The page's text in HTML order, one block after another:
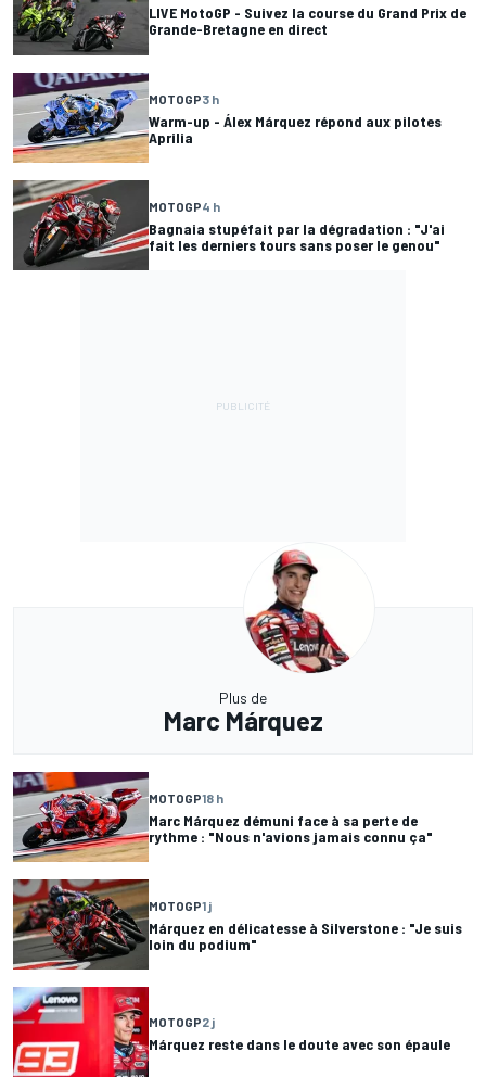
LIVE MotoGP - Suivez la course du Grand Prix de
Grande-Bretagne en direct
MOTOGP3 h
Warm-up - Álex Márquez répond aux pilotes
Aprilia
MOTOGP4 h
Bagnaia stupéfait par la dégradation : "J'ai
fait les derniers tours sans poser le genou"
Plus de
Marc Márquez
MOTOGP18 h
Marc Márquez démuni face à sa perte de
rythme : "Nous n'avions jamais connu ça"
MOTOGP1 j
Márquez en délicatesse à Silverstone : "Je suis
loin du podium"
MOTOGP2 j
Márquez reste dans le doute avec son épaule